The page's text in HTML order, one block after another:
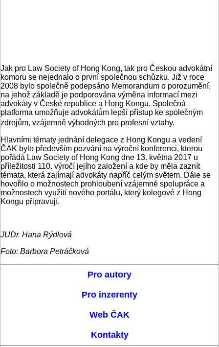
Jak pro Law Society of Hong Kong, tak pro Českou advokátní
komoru se nejednalo o první společnou schůzku. Již v roce
2008 bylo společně podepsáno Memorandum o porozumění,
na jehož základě je podporována výměna informací mezi
advokáty v České republice a Hong Kongu. Společná
platforma umožňuje advokátům lepší přístup ke společným
zdrojům, vzájemně výhodných pro profesní vztahy.
Hlavními tématy jednání delegace z Hong Kongu a vedení
ČAK bylo především pozvání na výroční konferenci, kterou
pořádá Law Society of Hong Kong dne 13. května 2017 u
příležitosti 110. výročí jejího založení a kde by měla zaznít
témata, která zajímají advokáty napříč celým světem. Dále se
hovořilo o možnostech prohloubení vzájemné spolupráce a
možnostech využití nového portálu, který kolegové z Hong
Kongu připravují.
JUDr. Hana Rýdlová
Foto: Barbora Petráčková
Pro autory
Pro inzerenty
Web ČAK
Kontakty